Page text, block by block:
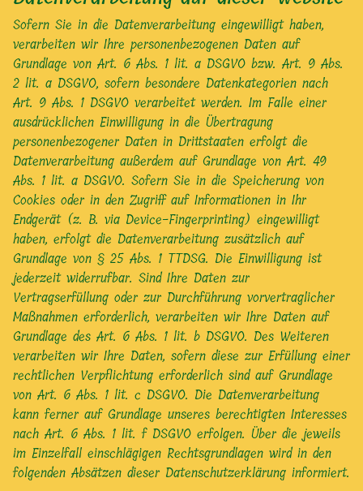
Sofern Sie in die Datenverarbeitung eingewilligt haben,
verarbeiten wir Ihre personenbezogenen Daten auf
Grundlage von Art. 6 Abs. 1 lit. a DSGVO bzw. Art. 9 Abs.
2 lit. a DSGVO, sofern besondere Datenkategorien nach
Art. 9 Abs. 1 DSGVO verarbeitet werden. Im Falle einer
ausdrücklichen Einwilligung in die Übertragung
personenbezogener Daten in Drittstaaten erfolgt die
Datenverarbeitung außerdem auf Grundlage von Art. 49
Abs. 1 lit. a DSGVO. Sofern Sie in die Speicherung von
Cookies oder in den Zugriff auf Informationen in Ihr
Endgerät (z. B. via Device-Fingerprinting) eingewilligt
haben, erfolgt die Datenverarbeitung zusätzlich auf
Grundlage von § 25 Abs. 1 TTDSG. Die Einwilligung ist
jederzeit widerrufbar. Sind Ihre Daten zur
Vertragserfüllung oder zur Durchführung vorvertraglicher
Maßnahmen erforderlich, verarbeiten wir Ihre Daten auf
Grundlage des Art. 6 Abs. 1 lit. b DSGVO. Des Weiteren
verarbeiten wir Ihre Daten, sofern diese zur Erfüllung einer
rechtlichen Verpflichtung erforderlich sind auf Grundlage
von Art. 6 Abs. 1 lit. c DSGVO. Die Datenverarbeitung
kann ferner auf Grundlage unseres berechtigten Interesses
nach Art. 6 Abs. 1 lit. f DSGVO erfolgen. Über die jeweils
im Einzelfall einschlägigen Rechtsgrundlagen wird in den
folgenden Absätzen dieser Datenschutzerklärung informiert.